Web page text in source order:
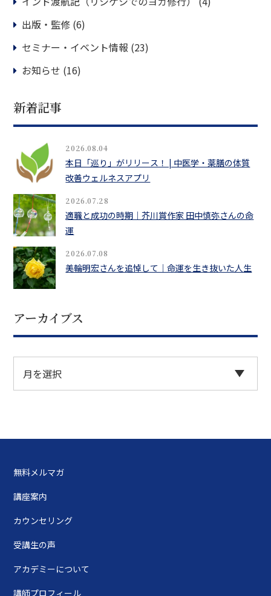
出版・監修 (6)
セミナー・イベント情報 (23)
お知らせ (16)
新着記事
2026.08.04
本日「巡り」がリリース！ | 中医学・薬膳の体質
改善ウェルネスアプリ
2026.07.28
適職と成功の時期｜芥川賞作家 田中慎弥さんの命
運
2026.07.08
美輪明宏さんを追悼して｜命運を生き抜いた人生
アーカイブス
無料メルマガ
講座案内
カウンセリング
受講生の声
アカデミーについて
講師プロフィール